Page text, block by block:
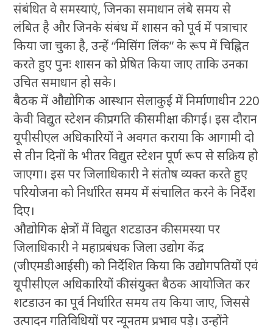
संबंधित वे समस्याएं, जिनका समाधान लंबे समय से
लंबित है और जिनके संबंध में शासन को पूर्व में पत्राचार
किया जा चुका है, उन्हें “मिसिंग लिंक” के रूप में चिह्नित
करते हुए पुनः शासन को प्रेषित किया जाए ताकि उनका
उचित समाधान हो सके।
बैठक में औद्योगिक आस्थान सेलाकुई में निर्माणाधीन 220
केवी विद्युत स्टेशन की प्रगति की समीक्षा की गई। इस दौरान
यूपीसीएल अधिकारियों ने अवगत कराया कि आगामी दो
से तीन दिनों के भीतर विद्युत स्टेशन पूर्ण रूप से सक्रिय हो
जाएगा। इस पर जिलाधिकारी ने संतोष व्यक्त करते हुए
परियोजना को निर्धारित समय में संचालित करने के निर्देश
दिए।
औद्योगिक क्षेत्रों में विद्युत शटडाउन की समस्या पर
जिलाधिकारी ने महाप्रबंधक जिला उद्योग केंद्र
(जीएमडीआईसी) को निर्देशित किया कि उद्योगपतियों एवं
यूपीसीएल अधिकारियों की संयुक्त बैठक आयोजित कर
शटडाउन का पूर्व निर्धारित समय तय किया जाए, जिससे
उत्पादन गतिविधियों पर न्यूनतम प्रभाव पड़े। उन्होंने